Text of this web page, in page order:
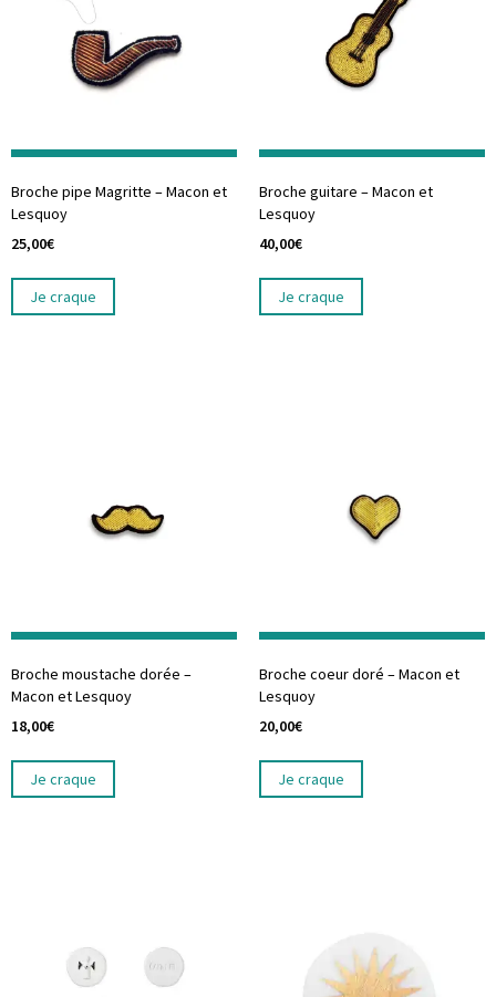
Broche pipe Magritte – Macon et
Lesquoy
25,00€
Je craque
Broche guitare – Macon et
Lesquoy
40,00€
Je craque
Broche moustache dorée –
Macon et Lesquoy
18,00€
Je craque
Broche coeur doré – Macon et
Lesquoy
20,00€
Je craque